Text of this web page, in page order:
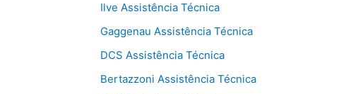
Ilve Assistência Técnica
Gaggenau Assistência Técnica
DCS Assistência Técnica
Bertazzoni Assistência Técnica